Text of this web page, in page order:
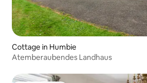
Cottage in Humbie
Atemberaubendes Landhaus